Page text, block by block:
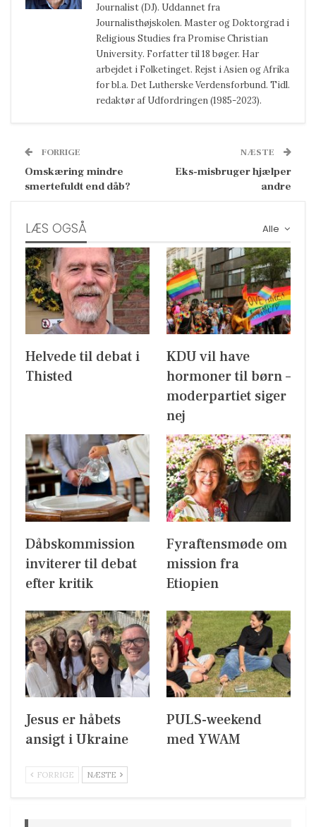
Journalist (DJ). Uddannet fra
Journalisthøjskolen. Master og Doktorgrad i
Religious Studies fra Promise Christian
University. Forfatter til 18 bøger. Har
arbejdet i Folketinget. Rejst i Asien og Afrika
for bl.a. Det Lutherske Verdensforbund. Tidl.
redaktør af Udfordringen (1985-2023).
FORRIGE
Omskæring mindre
smertefuldt end dåb?
NÆSTE
Eks-misbruger hjælper
andre
Alle
LÆS OGSÅ
Helvede til debat i
Thisted
KDU vil have
hormoner til børn –
moderpartiet siger
nej
Dåbskommission
inviterer til debat
efter kritik
Fyraftensmøde om
mission fra
Etiopien
Jesus er håbets
ansigt i Ukraine
PULS-weekend
med YWAM
FORRIGE NÆSTE